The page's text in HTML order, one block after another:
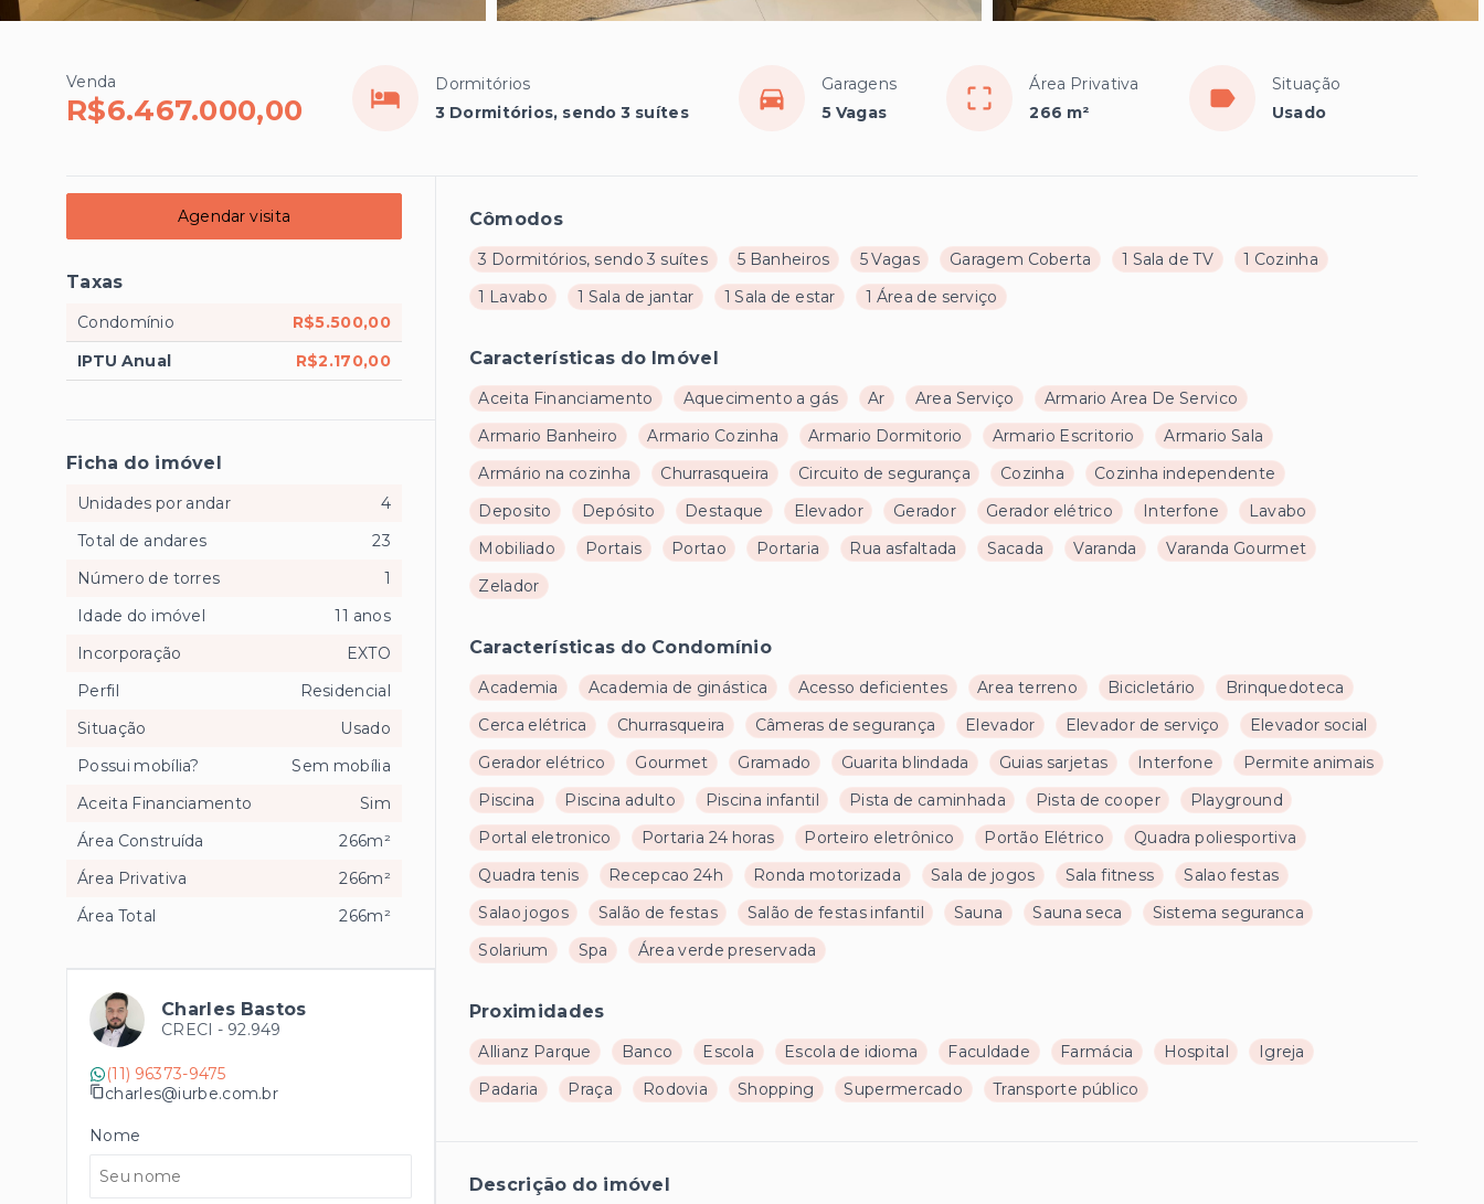
Venda
R$6.467.000,00
Dormitórios
3 Dormitórios, sendo 3 suítes
Garagens
5 Vagas
Área Privativa
266 m²
Situação
Usado
Cômodos
3 Dormitórios, sendo 3 suítes 5 Banheiros 5 Vagas Garagem Coberta 1 Sala de TV
1 Cozinha
1 Lavabo
1 Sala de jantar 1 Sala de estar 1 Área de serviço
Características do Imóvel
Aceita Financiamento Aquecimento a gás Ar Area Serviço
Armario Area De Servico
Armario Banheiro
Armario Cozinha Armario Dormitorio Armario Escritorio
Armario Sala
Armário na cozinha
Churrasqueira Circuito de segurança Cozinha
Cozinha independente
Deposito
Depósito Destaque Elevador Gerador Gerador elétrico Interfone
Lavabo
Mobiliado
Portais Portao Portaria Rua asfaltada Sacada Varanda
Varanda Gourmet
Zelador
Características do Condomínio
Academia Academia de ginástica Acesso deficientes Area terreno Bicicletário
Brinquedoteca
Cerca elétrica
Churrasqueira Câmeras de segurança Elevador Elevador de serviço
Elevador social
Gerador elétrico
Gourmet Gramado Guarita blindada Guias sarjetas Interfone
Permite animais
Piscina
Piscina adulto Piscina infantil Pista de caminhada Pista de cooper
Playground
Portal eletronico
Portaria 24 horas Porteiro eletrônico Portão Elétrico
Quadra poliesportiva
Quadra tenis
Recepcao 24h Ronda motorizada Sala de jogos Sala fitness
Salao festas
Salao jogos
Salão de festas Salão de festas infantil Sauna Sauna seca
Sistema seguranca
Solarium
Spa Área verde preservada
Proximidades
Allianz Parque Banco Escola Escola de idioma Faculdade Farmácia Hospital
Igreja
Padaria
Praça Rodovia Shopping Supermercado Transporte público
Descrição do imóvel
Agendar visita
Taxas
Condomínio
R$5.500,00
IPTU Anual
R$2.170,00
Ficha do imóvel
Unidades por andar
4
Total de andares
23
Número de torres
1
Idade do imóvel
11 anos
Incorporação
EXTO
Perfil
Residencial
Situação
Usado
Possui mobília?
Sem mobília
Aceita Financiamento
Sim
Área Construída
266m²
Área Privativa
266m²
Área Total
266m²
Charles Bastos
CRECI - 92.949
(11) 96373-9475
charles@iurbe.com.br
Nome